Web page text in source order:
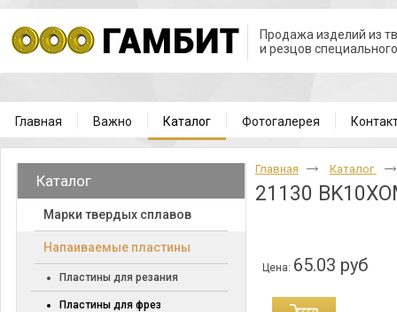
Продажа изделий из
и резцов
Главная Важно Каталог Фотогалерея
Каталог
Марки твердых сплавов
Напаиваемые пластины
Пластины для резания
Пластины для фрез
Главная Каталог
21130
Цена: 65.03 руб